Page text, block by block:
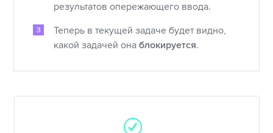
результатов опережающего ввода.
Теперь в текущей задаче будет видно,
какой задачей онаблокируется.